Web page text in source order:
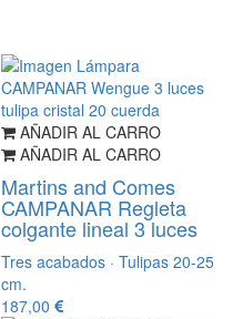
AÑADIR AL CARRO
AÑADIR AL CARRO
Martins and Comes
CAMPANAR Regleta
colgante lineal 3 luces
Tres acabados · Tulipas 20-25
cm.
187,00